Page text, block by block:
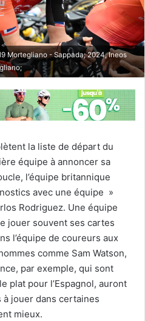
Mortegliano - Sappada; 2024, Ineos
la liste de départ du
équipe à annoncer sa
l’équipe britannique
avec une équipe »
Rodriguez. Une équipe
jouer souvent ses cartes
l’équipe de coureurs aux
comme Sam Watson,
par exemple, qui sont
plat pour l’Espagnol, auront
jouer dans certaines
mieux.